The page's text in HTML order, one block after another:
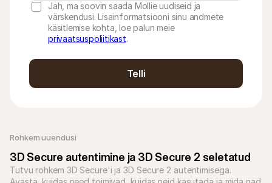
Rohkem uuendusi
3D Secure autentimine ja 3D Secure 2 seletatud
Tutvu rohkem 3D Secure'i ja 3D Secure 2 autentimisega.
Jah, ma soovin saada Mollie uudiseid ja
värskendusi. Lisainformatsiooni sinu andmete
käsitlemise kohta, loe palun meie
privaatsuspoliitikast.
Telli